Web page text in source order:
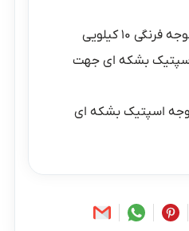
۱۰ کیلویی
بشکه ای جهت
اسپتیک بشکه ای